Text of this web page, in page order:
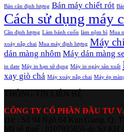
Bán cân định lượng Bán máy chiết rót
Cách sử dụng máy
Cân định lượng Làm bánh cuốn làm nộm bì Mua
xoáy nắp chai Mua máy định lượng Máy
dán màng nhôm Máy dán màng
in date Máy in hạn sử dụng Máy in ngày sản xuất
xay giò chả Máy xoáy nắp chai Máy ép
CÔNG TY CỔ PHẦN ĐẦU TƯ